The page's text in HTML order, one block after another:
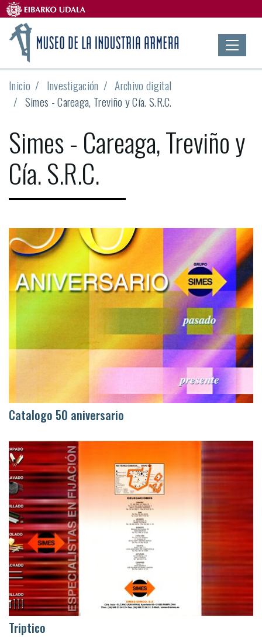
Inicio Investigación
Archivo digital
Simes - Careaga, Treviño y Cía. S.R.C.
Simes - Careaga, Treviño y
Cía. S.R.C.
Catalogo 50 aniversario
Triptico